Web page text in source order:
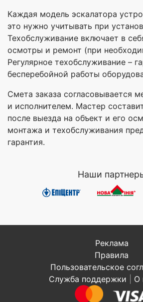
Каждая модель эскалатора
это нужно учитывать при
Техобслуживание включает в
осмотры и ремонт (при
Регулярное техобслуживание –
бесперебойной работы
Смета заказа согласовывается
и исполнителем. Мастер
после выезда на объект и его
монтажа и техобслуживания
гарантия.
Наши
Реклама
Правила
Пользовательское
Служба поддержки
О